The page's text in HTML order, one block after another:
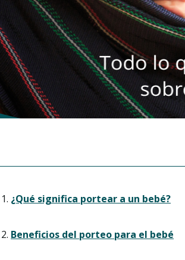
¿Qué significa portear a un bebé?
Beneficios del porteo para el bebé